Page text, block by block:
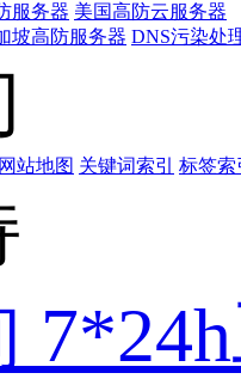
服务器 美国高防云服务器
坡高防服务器 DNS污染处
网站地图 关键词索引 标签索